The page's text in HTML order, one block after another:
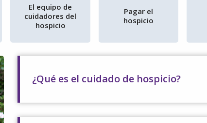
El equipo de
cuidadores del
hospicio
Pagar el
hospicio
¿Qué es el cuidado de hospicio?